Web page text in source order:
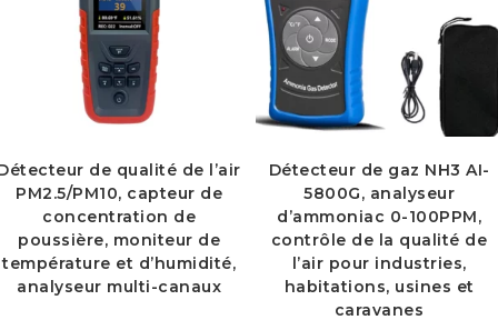
de qualité de l’air
PM2.5/PM10, capteur de
concentration de
poussière, moniteur de
température et d’humidité,
analyseur multi-canaux
Détecteur de gaz NH3 AI-
5800G, analyseur
d’ammoniac 0-100PPM,
contrôle de la qualité de
l’air pour industries,
habitations, usines et
caravanes